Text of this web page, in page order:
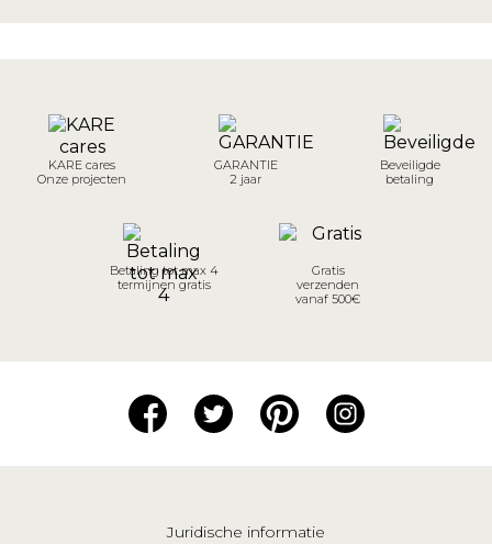
KARE cares
Onze projecten
GARANTIE
2 jaar
Beveiligde
betaling
Betaling tot max 4
termijnen gratis
Gratis
verzenden
vanaf 500€
Juridische informatie